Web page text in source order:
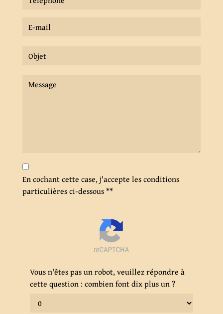
En cochant cette case, j'accepte les conditions
particulières ci-dessous **
Vous n'êtes pas un robot, veuillez répondre à
cette question : combien font dix plus un ?